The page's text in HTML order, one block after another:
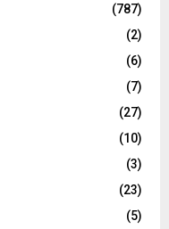
(787)
(2)
(6)
(7)
(27)
(10)
(3)
(23)
(5)